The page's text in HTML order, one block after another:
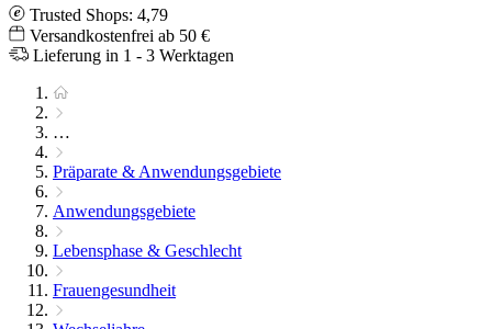
Trusted Shops: 4,79
Versandkostenfrei ab 50 €
Lieferung in 1 - 3 Werktagen
…
Präparate & Anwendungsgebiete
Anwendungsgebiete
Lebensphase & Geschlecht
Frauengesundheit